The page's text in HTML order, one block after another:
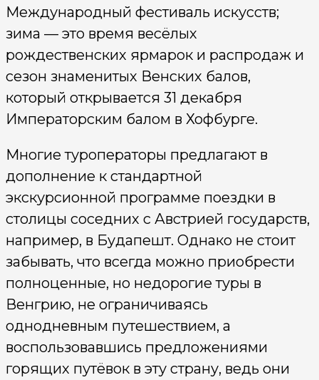
Международный фестиваль искусств;
зима — это время весёлых
рождественских ярмарок и распродаж и
сезон знаменитых Венских балов,
который открывается 31 декабря
Императорским балом в Хофбурге.
Многие туроператоры предлагают в
дополнение к стандартной
экскурсионной программе поездки в
столицы соседних с Австрией государств,
например, в Будапешт. Однако не стоит
забывать, что всегда можно приобрести
полноценные, но недорогие туры в
Венгрию, не ограничиваясь
однодневным путешествием, а
воспользовавшись предложениями
горящих путёвок в эту страну, ведь они